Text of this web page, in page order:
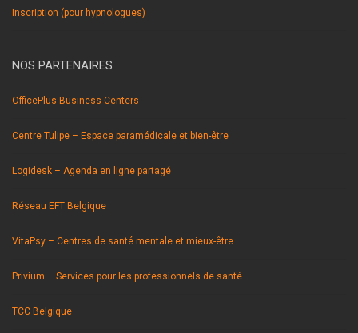
Inscription (pour hypnologues)
NOS PARTENAIRES
OfficePlus Business Centers
Centre Tulipe – Espace paramédicale et bien-être
Logidesk – Agenda en ligne partagé
Réseau EFT Belgique
VitaPsy – Centres de santé mentale et mieux-être
Privium – Services pour les professionnels de santé
TCC Belgique